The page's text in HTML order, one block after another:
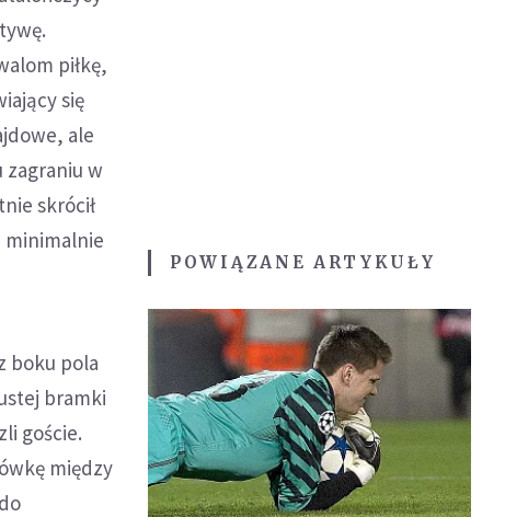
piłkę,
się
ale
zagraniu w
skrócił
minimalnie
boku pola
bramki
goście.
między
POWIĄZANE ARTYKUŁY